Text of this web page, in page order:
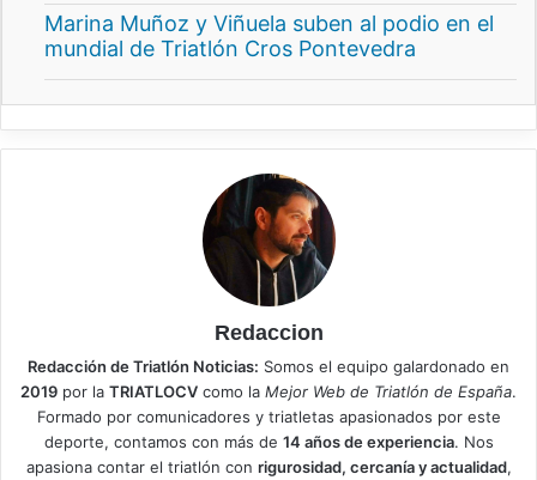
Marina Muñoz y Viñuela suben al podio en el
mundial de Triatlón Cros Pontevedra
Redaccion
Redacción de Triatlón Noticias: Somos el equipo galardonado en
2019 por la TRIATLOCV como la Mejor Web de Triatlón de España.
Formado por comunicadores y triatletas apasionados por este
deporte, contamos con más de 14 años de experiencia. Nos
apasiona contar el triatlón con rigurosidad, cercanía y actualidad,